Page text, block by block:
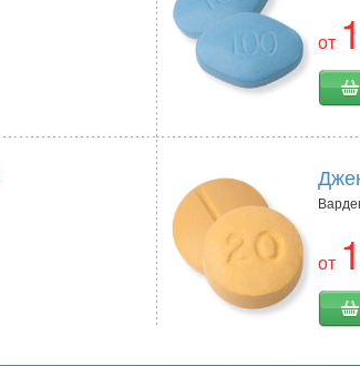
от
от